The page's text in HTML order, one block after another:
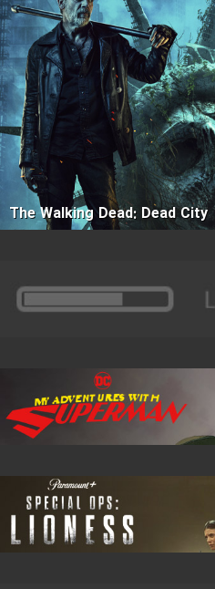
The Walking Dead: Dead City